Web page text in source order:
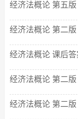
经济法概论 第五
经济法概论 第二
经济法概论 课后
经济法概论 第二
经济法概论 第二